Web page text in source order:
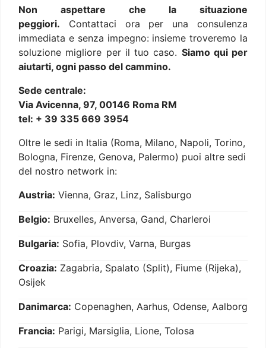
Non aspettare che la situazione
peggiori. Contattaci ora per una consulenza
immediata e senza impegno: insieme troveremo la
soluzione migliore per il tuo caso. Siamo qui per
aiutarti, ogni passo del cammino.
Sede centrale:
Via Avicenna, 97, 00146 Roma RM
tel: + 39 335 669 3954
Oltre le sedi in Italia (Roma, Milano, Napoli, Torino,
Bologna, Firenze, Genova, Palermo) puoi altre sedi
del nostro network in:
Austria: Vienna, Graz, Linz, Salisburgo
Belgio: Bruxelles, Anversa, Gand, Charleroi
Bulgaria: Sofia, Plovdiv, Varna, Burgas
Croazia: Zagabria, Spalato (Split), Fiume (Rijeka),
Osijek
Danimarca: Copenaghen, Aarhus, Odense, Aalborg
Francia: Parigi, Marsiglia, Lione, Tolosa